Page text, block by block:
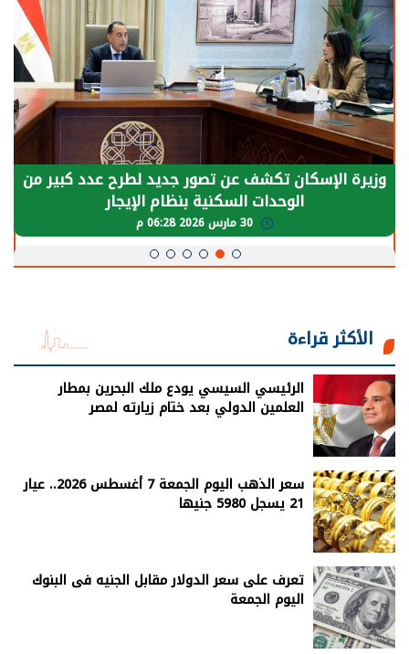
الرئيس السيسي: توقف الأنشطة في قطاع الطاقة
يحتاج إلى سنوات لعودة معدلات الإنتاج الطبيعية
الأكثر قراءة
الرئيسي السيسي يودع ملك البحرين بمطار
العلمين الدولي بعد ختام زيارته لمصر
سعر الذهب اليوم الجمعة 7 أغسطس 2026.. عيار
21 يسجل 5980 جنيها
تعرف على سعر الدولار مقابل الجنيه فى البنوك
اليوم الجمعة